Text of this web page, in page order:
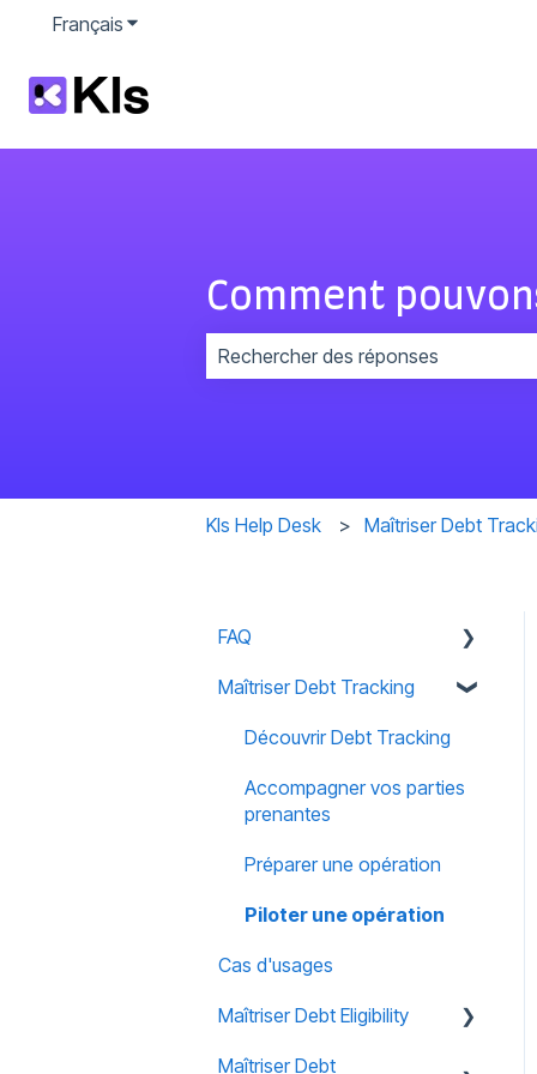
Français Afficher le sous-menu pour les traductions
Comment
Kls Help Desk Maîtriser Debt
FAQ
Accès
Notifications
Habilitations
Maîtriser Debt Tracking
Découvrir Debt Tracking
Accompagner vos parties
prenantes
Préparer une opération
Piloter une opération
Cas d'usages
Maîtriser Debt Eligibility
Découvrir Debt Eligibility
Maîtriser Debt